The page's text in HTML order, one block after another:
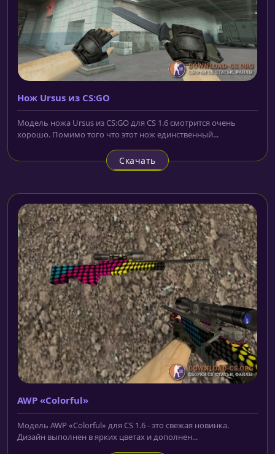
Нож Ursus из CS:GO
Модель ножа Ursus из CS:GO для CS 1.6 смотрится очень
хорошо. Помимо того что этот нож единственный...
Скачать
AWP «Colorful»
Модель AWP «Colorful» для CS 1.6 - это свежая новинка.
Дизайн выполнен в ярких цветах и дополнен...